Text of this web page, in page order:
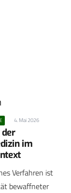
4. Mai 2026
im
Verfahren ist
bewaffneter